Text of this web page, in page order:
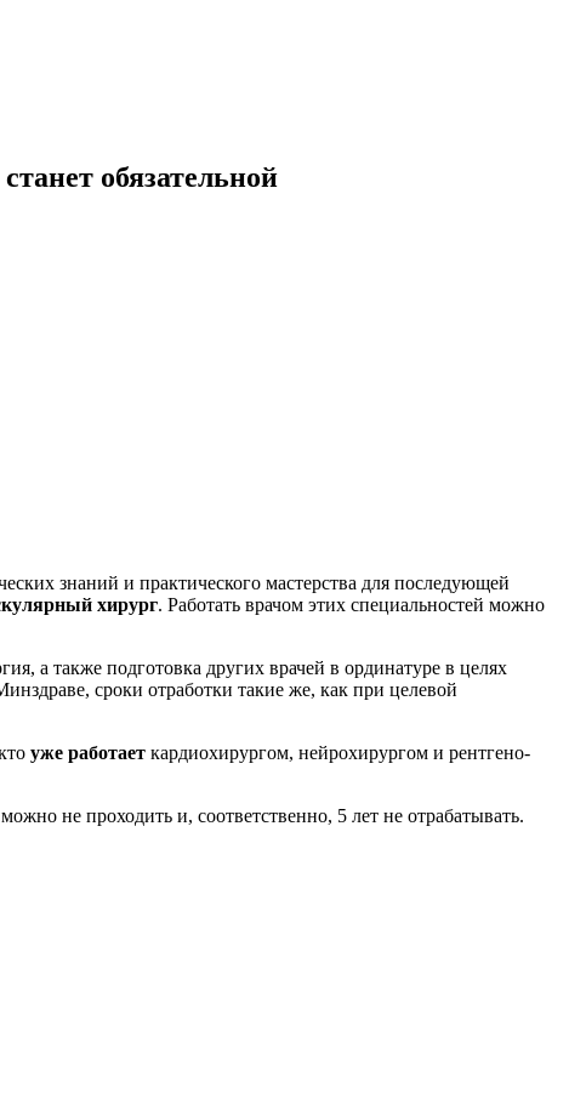
обязательной
знаний и практического мастерства для последующей
хирург. Работать врачом этих специальностей можно
а также подготовка других врачей в ординатуре в целях
сроки отработки такие же, как при целевой
уже работает кардиохирургом, нейрохирургом и рентгено-
не проходить и, соответственно, 5 лет не отрабатывать.